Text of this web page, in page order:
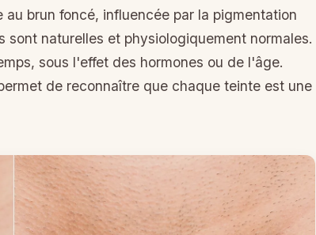
brun foncé, influencée par la pigmentation
naturelles et physiologiquement normales.
sous l'effet des hormones ou de l'âge.
de reconnaître que chaque teinte est une